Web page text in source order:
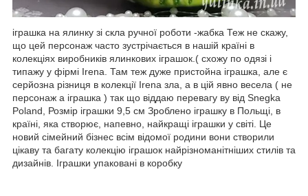
іграшка на ялинку зі скла ручної роботи -жабка Теж не скажу,
що цей персонаж часто зустрічається в нашій країні в
колекціях виробників ялинкових іграшок.( схожу по одязі і
типажу у фірмі Irena. Там теж дуже пристойна іграшка, але є
серйозна різниця в колекції Irena зла, а в цій явно весела ( не
персонаж а іграшка ) так що віддаю перевагу ву від Snegka
Poland, Розмір іграшки 9,5 см Зроблено іграшку в Польщі, в
країні, яка створює, напевно, найкращі іграшки у світі. Це
новий сімейний бізнес всім відомої родини вони створили
цікаву та багату колекцію іграшок найрізноманітніших стилів та
дизайнів. Іграшки упаковані в коробку